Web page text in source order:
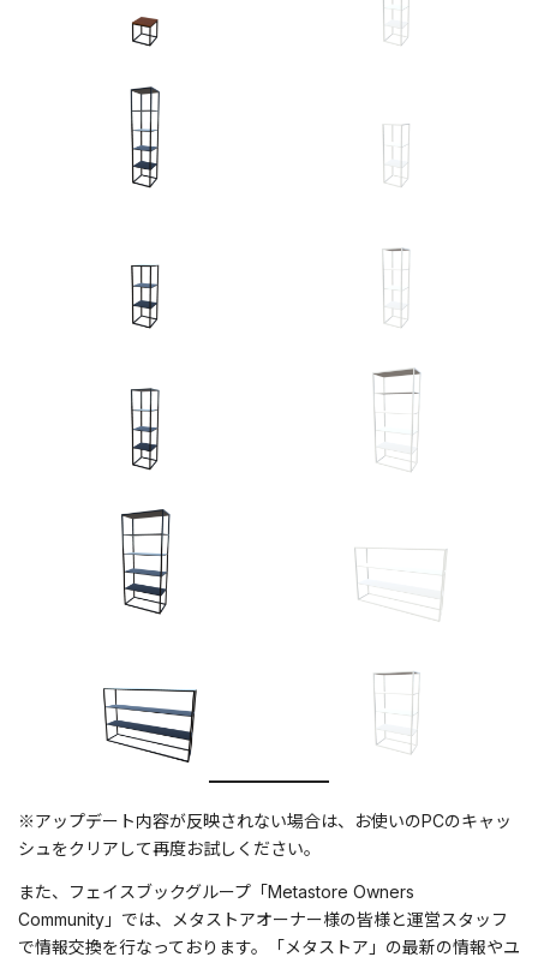
※アップデート内容が反映されない場合は、お使いのPCのキャッ
シュをクリアして再度お試しください。
また、フェイスブックグループ「Metastore Owners
Community」では、メタストアオーナー様の皆様と運営スタッフ
で情報交換を行なっております。「メタストア」の最新の情報やユ